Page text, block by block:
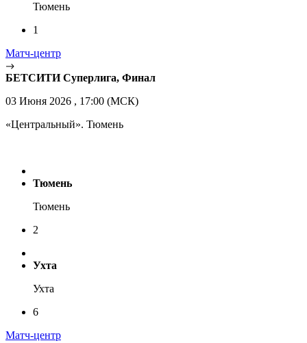
Тюмень
1
Матч-центр
БЕТСИТИ Суперлига, Финал
03 Июня 2026 , 17:00 (МСК)
«Центральный». Тюмень
Тюмень
Тюмень
2
Ухта
Ухта
6
Матч-центр